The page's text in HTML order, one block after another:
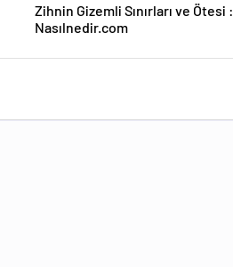
Zihnin Gizemli Sınırları ve Ötesi :
Nasılnedir.com